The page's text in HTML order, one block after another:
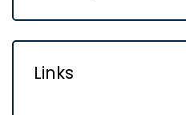
Links